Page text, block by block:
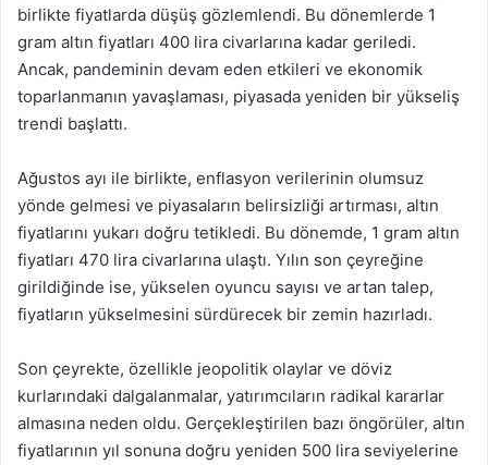
birlikte fiyatlarda düşüş gözlemlendi. Bu dönemlerde 1
gram altın fiyatları 400 lira civarlarına kadar geriledi.
Ancak, pandeminin devam eden etkileri ve ekonomik
toparlanmanın yavaşlaması, piyasada yeniden bir yükseliş
trendi başlattı.
Ağustos ayı ile birlikte, enflasyon verilerinin olumsuz
yönde gelmesi ve piyasaların belirsizliği artırması, altın
fiyatlarını yukarı doğru tetikledi. Bu dönemde, 1 gram altın
fiyatları 470 lira civarlarına ulaştı. Yılın son çeyreğine
girildiğinde ise, yükselen oyuncu sayısı ve artan talep,
fiyatların yükselmesini sürdürecek bir zemin hazırladı.
Son çeyrekte, özellikle jeopolitik olaylar ve döviz
kurlarındaki dalgalanmalar, yatırımcıların radikal kararlar
almasına neden oldu. Gerçekleştirilen bazı öngörüler, altın
fiyatlarının yıl sonuna doğru yeniden 500 lira seviyelerine